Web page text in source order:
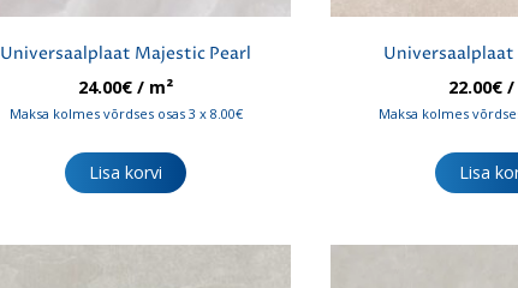
Universaalplaat Majestic Pearl
24.00€ / m²
Maksa kolmes võrdses osas 3 x 8.00€
Lisa korvi
Universaalplaat
22.00€/
Maksa kolmes
Lisa